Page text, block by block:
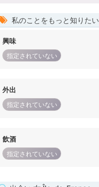
私のことをもっと知りたい
興味
指定されていない
外出
指定されていない
飲酒
指定されていない